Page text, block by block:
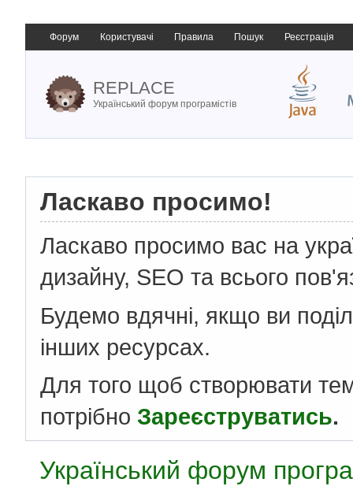
Форум Користувачі Правила Пошук Реєстрація
REPLACE
Український форум програмістів
Ласкаво просимо!
Ласкаво просимо вас на
дизайну, SEO та всього
Будемо вдячні, якщо ви
інших ресурсах.
Для того щоб створювати
потрібно Зареєструватись.
Український форум